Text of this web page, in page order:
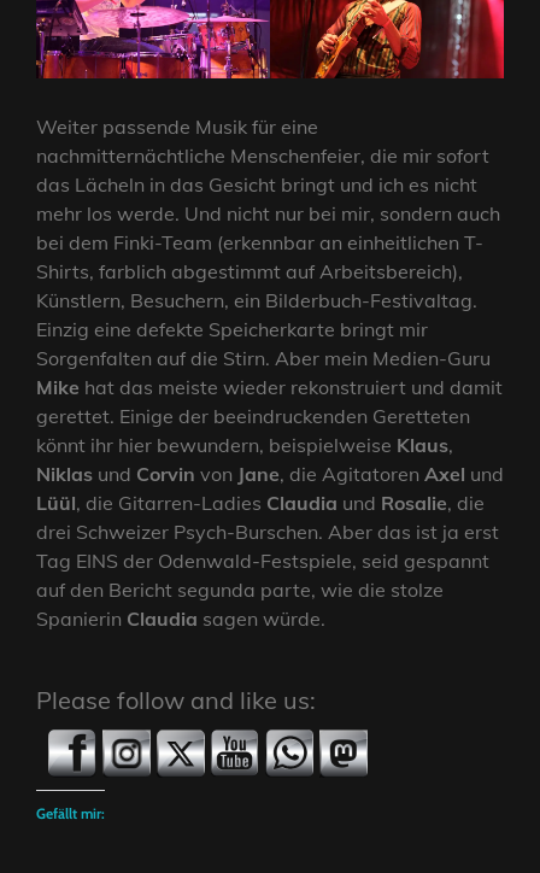
Weiter passende Musik für eine
nachmitternächtliche Menschenfeier, die mir sofort
das Lächeln in das Gesicht bringt und ich es nicht
mehr los werde. Und nicht nur bei mir, sondern auch
bei dem Finki-Team (erkennbar an einheitlichen T-
Shirts, farblich abgestimmt auf Arbeitsbereich),
Künstlern, Besuchern, ein Bilderbuch-Festivaltag.
Einzig eine defekte Speicherkarte bringt mir
Sorgenfalten auf die Stirn. Aber mein Medien-Guru
Mike hat das meiste wieder rekonstruiert und damit
gerettet. Einige der beeindruckenden Geretteten
könnt ihr hier bewundern, beispielweise Klaus,
Niklas und Corvin von Jane, die Agitatoren Axel und
Lüül, die Gitarren-Ladies Claudia und Rosalie, die
drei Schweizer Psych-Burschen. Aber das ist ja erst
Tag EINS der Odenwald-Festspiele, seid gespannt
auf den Bericht segunda parte, wie die stolze
Spanierin Claudia sagen würde.
Please follow and like us:
Gefällt mir: